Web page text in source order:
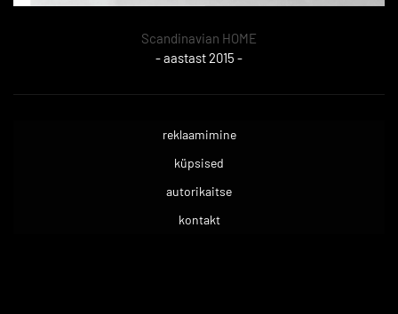
Scandinavian HOME
- aastast 2015 -
reklaamimine
küpsised
autorikaitse
kontakt